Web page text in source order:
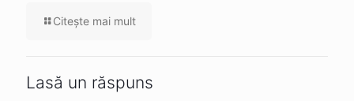
Citeşte mai mult
Lasă un răspuns